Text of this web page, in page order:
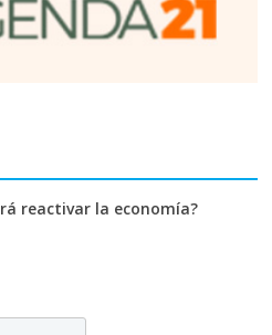
reactivar la economía?